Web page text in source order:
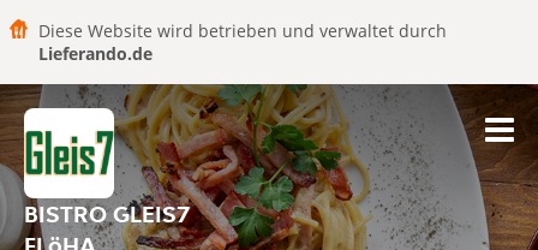
Diese Website wird betrieben und verwaltet durch
Lieferando.de
BISTRO GLEIS7